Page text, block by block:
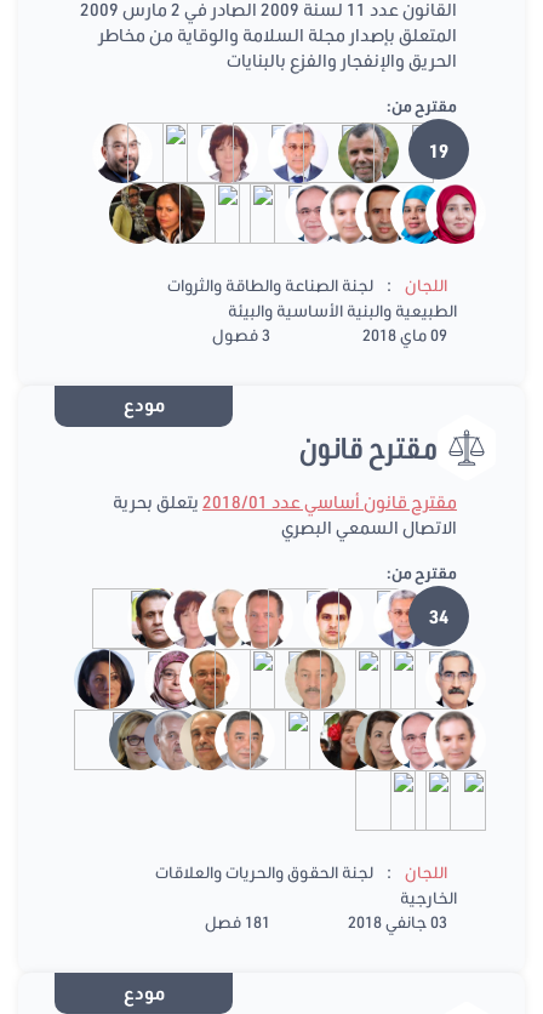
القانون عدد 11 لسنة 2009 الصادر في 2 مارس 2009
المتعلق بإصدار مجلة السلامة والوقاية من مخاطر
الحريق والإنفجار والفزع بالبنايات
مقترح من:
19
اللجان :
لجنة الصناعة والطاقة والثروات
الطبيعية والبنية الأساسية والبيئة
09 ماي 2018
3 فصول
مودع
مقترح قانون
مقترح قانون أساسي عدد 2018/01
يتعلق بحرية
الاتصال السمعي البصري
مقترح من:
34
اللجان :
لجنة الحقوق والحريات والعلاقات
الخارجية
03 جانفي 2018
181 فصل
مودع